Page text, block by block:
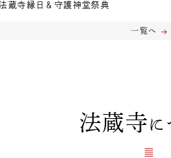
蔵寺縁日＆守護神堂祭典
一覧へ
法蔵寺 に